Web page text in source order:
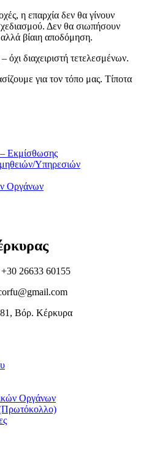
η επαρχία δεν θα γίνουν
Δεν θα σιωπήσουν
βίαιη αποδόμηση.
διαχειριστή τετελεσμένων.
για τον τόπο μας. Τίποτα
Εκμίσθωσης
Υπηρεσιών
Οργάνων
+30 26633 60155
Βόρ. Κέρκυρα
Οργάνων
(Πρωτόκολλο)